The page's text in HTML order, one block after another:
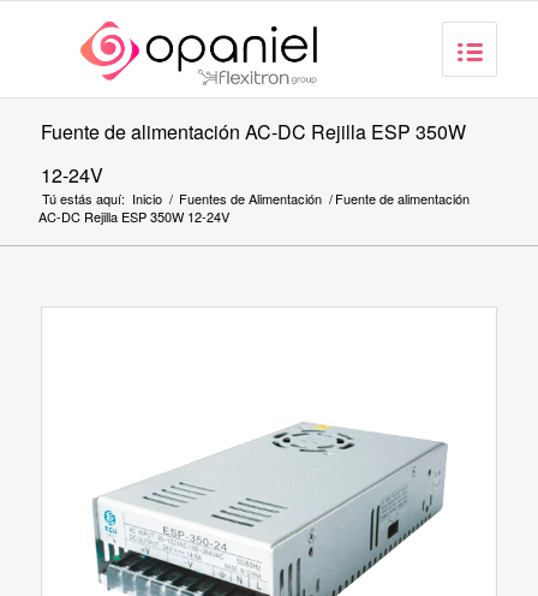
Fuente de alimentación AC-DC Rejilla ESP 350W
12-24V
Tú estás aquí: Inicio / Fuentes de Alimentación / Fuente de alimentación
AC-DC Rejilla ESP 350W 12-24V